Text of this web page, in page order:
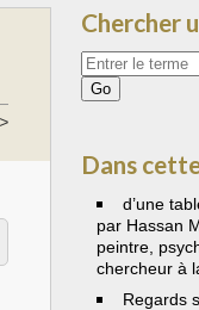
Chercher
Votre
recherche
Dans
d’une
par Hassan
peintre,
chercheur à
Regards